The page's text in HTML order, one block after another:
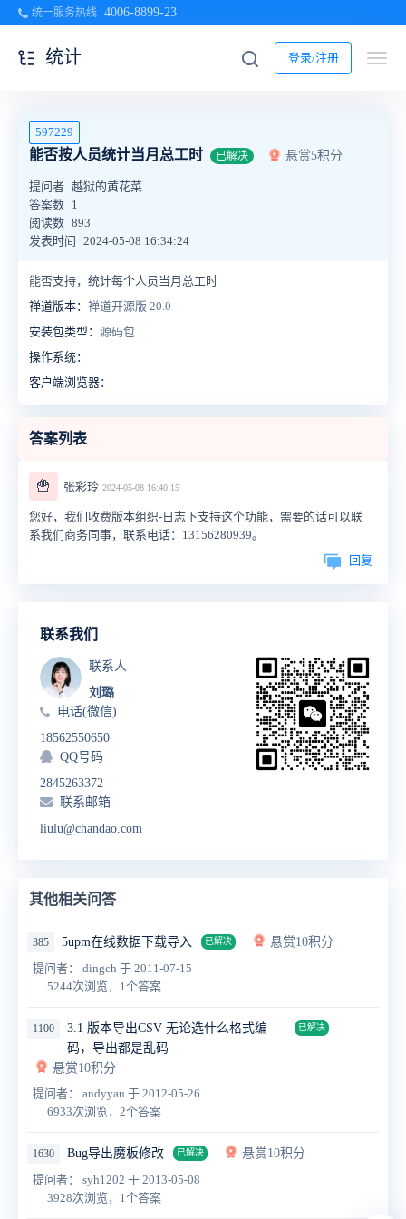
统一服务热线 4006-8899-23
登录/注册
统计
597229
能否按人员统计当月总工时 已解决 悬赏5积分
提问者 越狱的黄花菜
答案数 1
阅读数 893
发表时间
2024-05-08 16:34:24
能否支持， 统计每个人员当月总工时
禅道版本： 禅道开源版 20.0
安装包类型： 源码包
操作系统：
客户端浏览器：
答案列表
🍟 张彩玲 2024-05-08 16:40:15
您好，我们收费版本组织-日志下支持这个功能，需要的话可以联
系我们商务同事，联系电话：13156280939。
回复
联系我们
联系人
刘璐
电话(微信)
18562550650
QQ号码
2845263372
联系邮箱
liulu@chandao.com
其他相关问答
385 5upm在线数据下载导入 已解决
悬赏10积分
提问者： dingch 于 2011-07-15
5244次浏览，1个答案
1100
3.1 版本导出CSV 无论选什么格式编
码，导出都是乱码
已解决
悬赏10积分
提问者： andyyau 于 2012-05-26
6933次浏览，2个答案
1630 Bug导出魔板修改 已解决
悬赏10积分
提问者： syh1202 于 2013-05-08
3928次浏览，1个答案